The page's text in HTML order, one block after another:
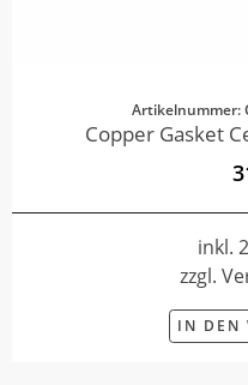
Artikelnummer:
Copper Gasket
inkl.
zzgl.
IN DEN